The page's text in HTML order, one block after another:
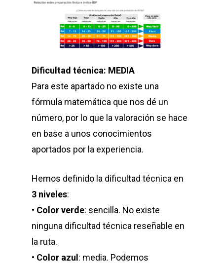
Dificultad técnica: MEDIA
Para este apartado no existe una
fórmula matemática que nos dé un
número, por lo que la valoración se hace
en base a unos conocimientos
aportados por la experiencia.
Hemos definido la dificultad técnica en
3 niveles:
• Color verde: sencilla. No existe
ninguna dificultad técnica reseñable en
la ruta.
• Color azul: media. Podemos